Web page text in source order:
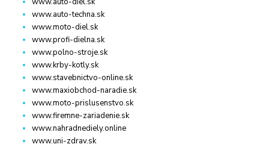
www.auto-techna.sk
www.moto-diel.sk
www.profi-dielna.sk
www.polno-stroje.sk
www.krby-kotly.sk
www.stavebnictvo-online.sk
www.maxiobchod-naradie.sk
www.moto-prislusenstvo.sk
www.firemne-zariadenie.sk
www.nahradnediely.online
www.uni-zdrav.sk